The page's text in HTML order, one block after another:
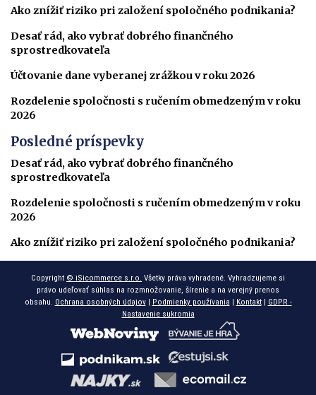
Ako znížiť riziko pri založení spoločného podnikania?
Desať rád, ako vybrať dobrého finančného
sprostredkovateľa
Účtovanie dane vyberanej zrážkou v roku 2026
Rozdelenie spoločnosti s ručením obmedzeným v roku
2026
Posledné príspevky
Desať rád, ako vybrať dobrého finančného
sprostredkovateľa
Rozdelenie spoločnosti s ručením obmedzeným v roku
2026
Ako znížiť riziko pri založení spoločného podnikania?
Copyright © iSicommerce s.r.o. Všetky práva vyhradené. Vyhradzujeme si
právo udeľovať súhlas na rozmnožovanie, šírenie a na verejný prenos
obsahu. Ochrana osobných údajov| Podmienky používania | Kontakt| GDPR -
Nastavenie sukromia